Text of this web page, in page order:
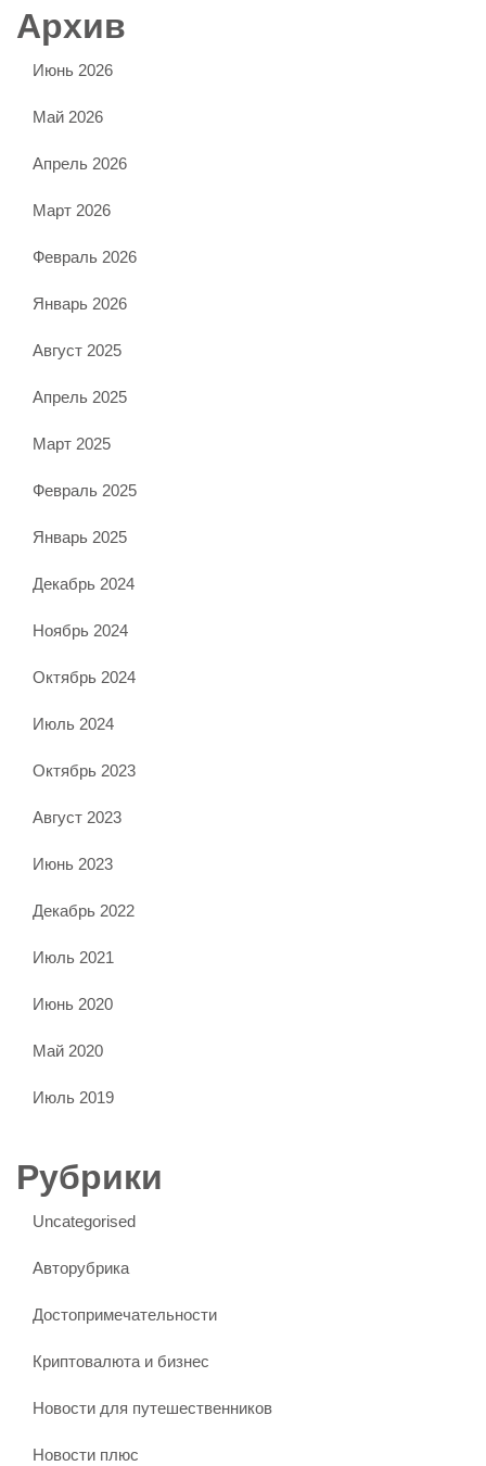
Архив
Июнь 2026
Май 2026
Апрель 2026
Март 2026
Февраль 2026
Январь 2026
Август 2025
Апрель 2025
Март 2025
Февраль 2025
Январь 2025
Декабрь 2024
Ноябрь 2024
Октябрь 2024
Июль 2024
Октябрь 2023
Август 2023
Июнь 2023
Декабрь 2022
Июль 2021
Июнь 2020
Май 2020
Июль 2019
Рубрики
Uncategorised
Авторубрика
Достопримечательности
Криптовалюта и бизнес
Новости для путешественников
Новости плюс